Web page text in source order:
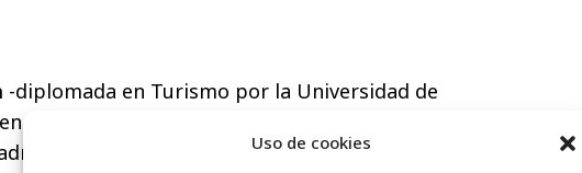
Uso de cookies
-diplomada en Turismo por la Universidad de
Publicidad y RRPP por la Universidad
comenzó su carrera en la Unidad de